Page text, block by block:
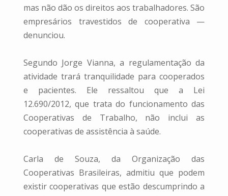
mas não dão os direitos aos trabalhadores. São
empresários travestidos de cooperativa —
denunciou.
Segundo Jorge Vianna, a regulamentação da
atividade trará tranquilidade para cooperados
e pacientes. Ele ressaltou que a Lei
12.690/2012, que trata do funcionamento das
Cooperativas de Trabalho, não inclui as
cooperativas de assistência à saúde.
Carla de Souza, da Organização das
Cooperativas Brasileiras, admitiu que podem
existir cooperativas que estão descumprindo a